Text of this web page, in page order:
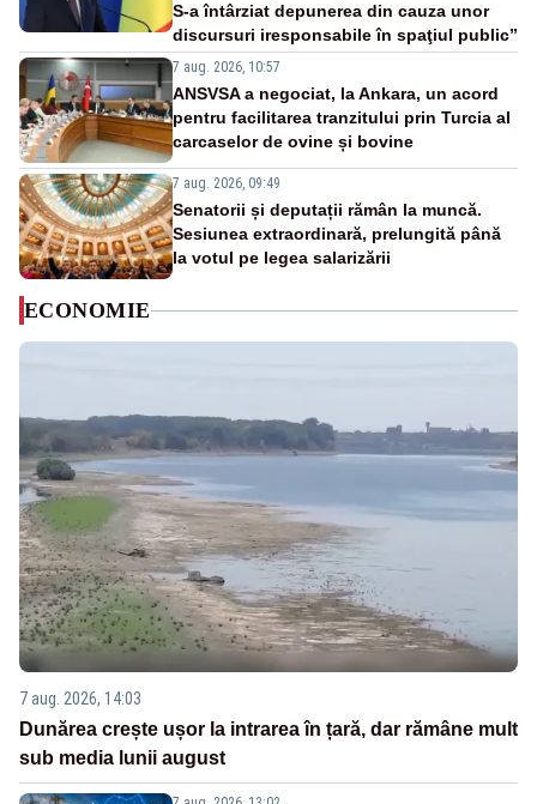
S-a întârziat depunerea din cauza unor
discursuri iresponsabile în spaţiul public”
7 aug. 2026, 10:57
ANSVSA a negociat, la Ankara, un acord
pentru facilitarea tranzitului prin Turcia al
carcaselor de ovine și bovine
7 aug. 2026, 09:49
Senatorii și deputații rămân la muncă.
Sesiunea extraordinară, prelungită până
la votul pe legea salarizării
ECONOMIE
7 aug. 2026, 14:03
Dunărea crește ușor la intrarea în țară, dar rămâne mult
sub media lunii august